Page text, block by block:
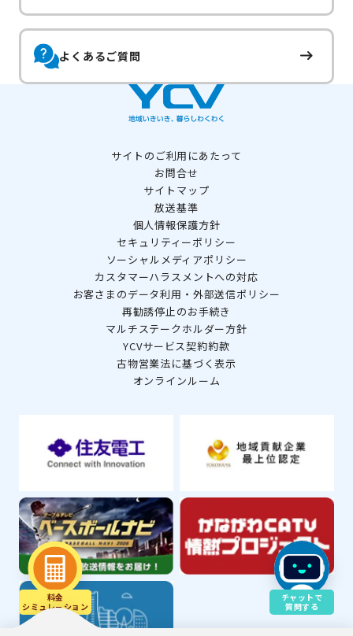
よくあるご質問
料金
シミュレ－ション
サイトのご利用にあたって
お問合せ
サイトマップ
放送基準
個人情報保護方針
セキュリティーポリシー
ソーシャルメディアポリシー
カスタマーハラスメントへの対応
お客さまのデータ利用・外部送信ポリシー
再勧誘停止のお手続き
マルチステークホルダー方針
YCVサービス契約約款
古物営業法に基づく表示
オンラインルーム
チャットで
質問する